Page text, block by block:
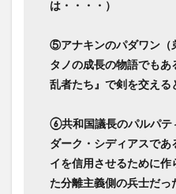
は・・・・）
⑤アナキンのパダワン（
タノの成長の物語でも
乱者たち』で剣を交える
⑥共和国議長のパルパテ
ダーク・シディアスで
イを信用させるために
た分離主義側の兵士だっ